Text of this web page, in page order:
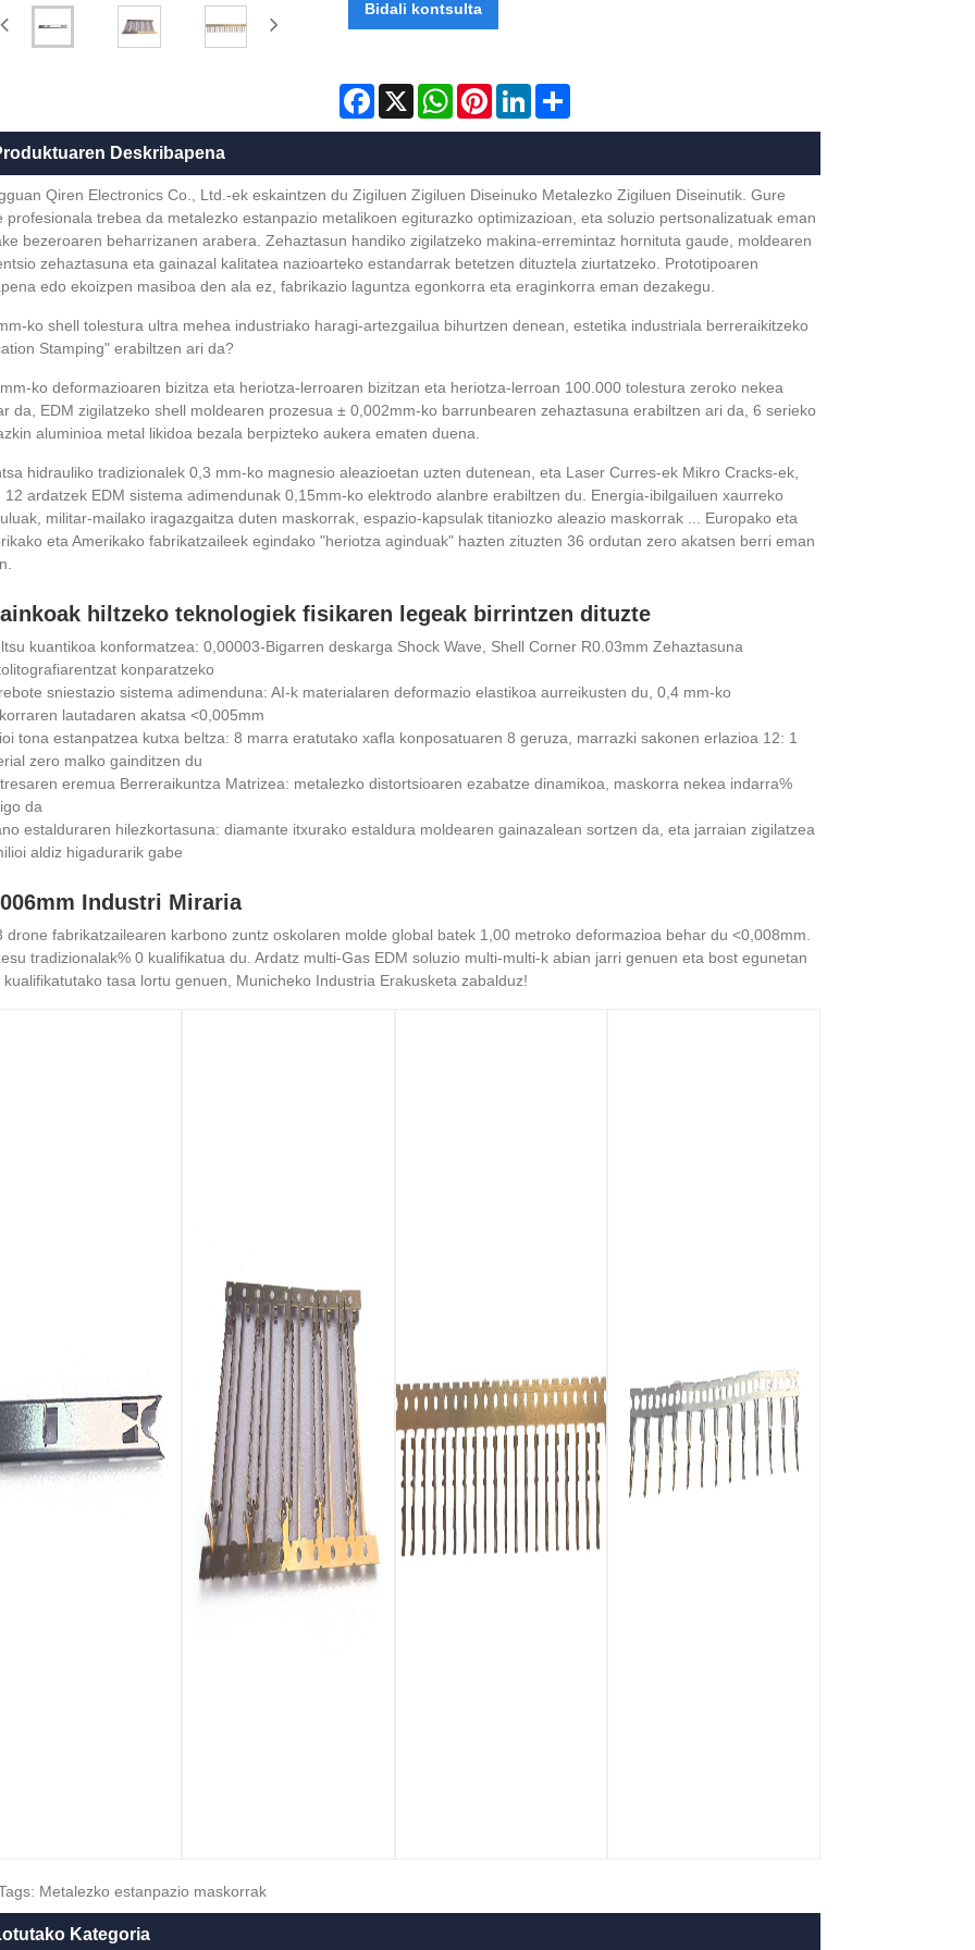
Bidali kontsulta
Facebook
X WhatsAppPinterestLinkedInShare
Deskribapena
Qiren Electronics Co., Ltd.-ek eskaintzen du Zigiluen Zigiluen Diseinuko Metalezko Zigiluen Diseinutik. Gure
profesionala trebea da metalezko estanpazio metalikoen egiturazko optimizazioan, eta soluzio pertsonalizatuak eman
bezeroaren beharrizanen arabera. Zehaztasun handiko zigilatzeko makina-erremintaz hornituta gaude, moldearen
zehaztasuna eta gainazal kalitatea nazioarteko estandarrak betetzen dituztela ziurtatzeko. Prototipoaren
edo ekoizpen masiboa den ala ez, fabrikazio laguntza egonkorra eta eraginkorra eman dezakegu.
ko shell tolestura ultra mehea industriako haragi-artezgailua bihurtzen denean, estetika industriala berreraikitzeko
Stamping" erabiltzen ari da?
ko deformazioaren bizitza eta heriotza-lerroaren bizitzan eta heriotza-lerroan 100.000 tolestura zeroko nekea
da, EDM zigilatzeko shell moldearen prozesua ± 0,002mm-ko barrunbearen zehaztasuna erabiltzen ari da, 6 serieko
aluminioa metal likidoa bezala berpizteko aukera ematen duena.
hidrauliko tradizionalek 0,3 mm-ko magnesio aleazioetan uzten dutenean, eta Laser Curres-ek Mikro Cracks-ek,
12 ardatzek EDM sistema adimendunak 0,15mm-ko elektrodo alanbre erabiltzen du. Energia-ibilgailuen xaurreko
militar-mailako iragazgaitza duten maskorrak, espazio-kapsulak titaniozko aleazio maskorrak ... Europako eta
eta Amerikako fabrikatzaileek egindako "heriotza aginduak" hazten zituzten 36 ordutan zero akatsen berri eman
hiltzeko teknologiek fisikaren legeak birrintzen dituzte
kuantikoa konformatzea: 0,00003-Bigarren deskarga Shock Wave, Shell Corner R0.03mm Zehaztasuna
konparatzeko
sniestazio sistema adimenduna: AI-k materialaren deformazio elastikoa aurreikusten du, 0,4 mm-ko
lautadaren akatsa <0,005mm
tona estanpatzea kutxa beltza: 8 marra eratutako xafla konposatuaren 8 geruza, marrazki sakonen erlazioa 12: 1
zero malko gainditzen du
eremua Berreraikuntza Matrizea: metalezko distortsioaren ezabatze dinamikoa, maskorra nekea indarra%
da
estalduraren hilezkortasuna: diamante itxurako estaldura moldearen gainazalean sortzen da, eta jarraian zigilatzea
aldiz higadurarik gabe
Industri Miraria
drone fabrikatzailearen karbono zuntz oskolaren molde global batek 1,00 metroko deformazioa behar du <0,008mm.
tradizionalak% 0 kualifikatua du. Ardatz multi-Gas EDM soluzio multi-multi-k abian jarri genuen eta bost egunetan
kualifikatutako tasa lortu genuen, Municheko Industria Erakusketa zabalduz!
Metalezko estanpazio maskorrak
Kategoria